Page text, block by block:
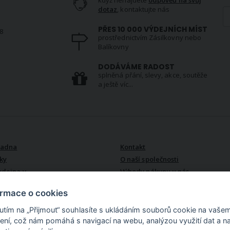
dotaz, kontaktujte nás
PŘES 10 000 VÝDEJNÍCH MÍST
prostřednictvím Zásilkovny nebo
Balíkovny
DODÁVÁME RADOST
splněná přání, slevy, akce, soutěže
a ještě víc...
v
Kontakt
O naší společnosti
Výhody nákupu u nás
o cookies
na „Přijmout“ souhlasíte s ukládáním souborů cookie na
což nám pomáhá s navigací na webu, analýzou využití dat a